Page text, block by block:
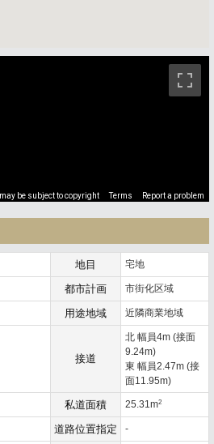
may be subject to copyright Terms Report a problem
地目 宅地
都市計画 市街化区域
用途地域 近隣商業地域
接道
北 幅員4m (接面
9.24m)
東 幅員2.47m (接
面11.95m)
私道面積 25.31m2
道路位置指定 -